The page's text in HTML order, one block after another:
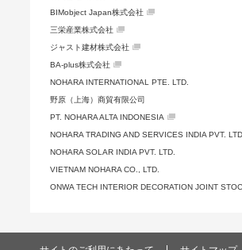
BIMobject Japan株式会社
三栄産業株式会社
ジャスト建材株式会社
BA-plus株式会社
NOHARA INTERNATIONAL PTE. LTD.
野原（上海）商貿有限公司
PT. NOHARA ALTA INDONESIA
NOHARA TRADING AND SERVICES INDIA PVT. LTD.
NOHARA SOLAR INDIA PVT. LTD.
VIETNAM NOHARA CO., LTD.
ONWA TECH INTERIOR DECORATION JOINT